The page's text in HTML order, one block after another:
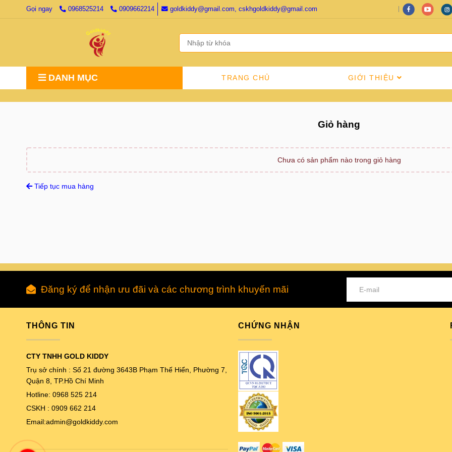
Gọi ngay 0968525214 0909662214 goldkiddy@gmail.com, cskhgoldkiddy@gmail.com
DANH MỤC TRANG CHỦ GIỚI THIỆU
Giỏ hàng
Chưa có sản phẩm nào trong giỏ hàng
Tiếp tục mua hàng
Đăng ký để nhận ưu đãi và các chương trình khuyến mãi
THÔNG TIN
CTY TNHH GOLD KIDDY
Trụ sở chính : Số 21 đường 3643B Phạm Thế Hiển, Phường 7,
Quận 8, TP.Hồ Chí Minh
Hotline: 0968 525 214
CSKH : 0909 662 214
Email:admin@goldkiddy.com
CHỨNG NHẬN